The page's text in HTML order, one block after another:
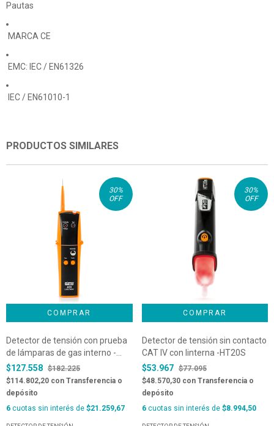
Pautas
MARCA CE
EMC: IEC / EN61326
IEC / EN61010-1
PRODUCTOS SIMILARES
30%
OFF
Detector de tensión con prueba
de lámparas de gas interno -
HT5
$127.558 $182.225
$114.802,20 con Transferencia o
depósito
6 cuotas sin interés de $21.259,67
30%
OFF
Detector de tensión sin contacto
CAT IV con linterna -HT20S
$53.967 $77.095
$48.570,30 con Transferencia o
depósito
6cuotas sin interés de $8.994,50